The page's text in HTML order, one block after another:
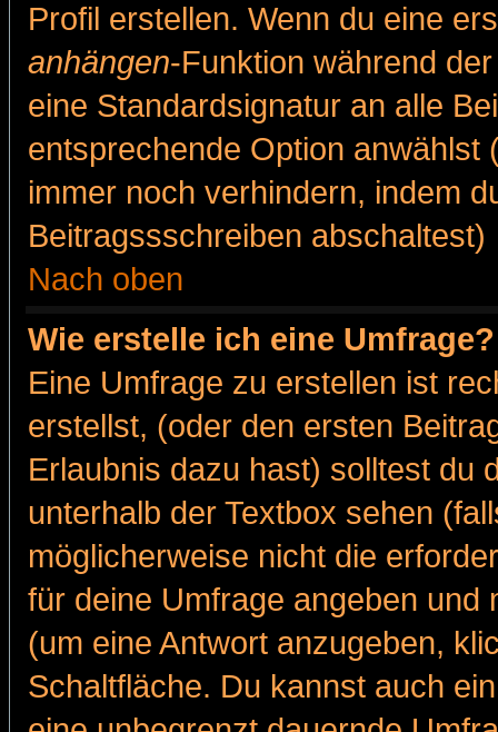
Profil erstellen. Wenn du eine
anhängen-Funktion während
eine Standardsignatur an alle
entsprechende Option anwählst
immer noch verhindern, indem
Beitragssschreiben abschaltest)
Nach oben
Wie erstelle ich eine Umfrage?
Eine Umfrage zu erstellen ist
erstellst, (oder den ersten
Erlaubnis dazu hast) solltest du
unterhalb der Textbox sehen
möglicherweise nicht die
für deine Umfrage angeben und
(um eine Antwort anzugeben,
Schaltfläche. Du kannst auch